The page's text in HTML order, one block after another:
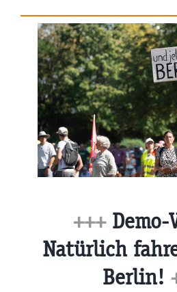
+++Demo-
Natürlich
Berlin!